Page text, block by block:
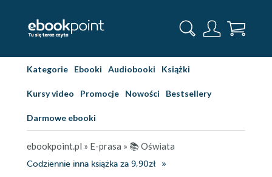
Kategorie Ebooki Audiobooki Książki
Kursy video Promocje Nowości Bestsellery
Darmowe ebooki
ebookpoint.pl » E-prasa » 📚 Oświata
Codziennie inna książka za 9,90zł